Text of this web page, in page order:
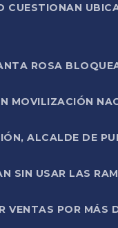
CUESTIONAN
ROSA
MOVILIZACIÓN
ALCALDE DE
SIN USAR LAS
VENTAS POR